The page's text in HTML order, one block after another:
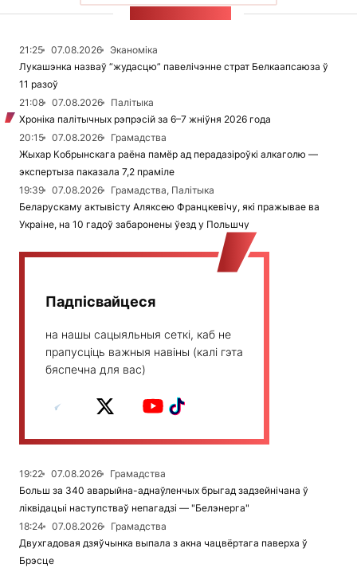
21:25 07.08.2026
Эканоміка
Лукашэнка назваў “жудасцю” павелічэнне страт Белкаапсаюза ў
11 разоў
21:08
07.08.2026
Палітыка
Хроніка палітычных рэпрэсій за 6–7 жніўня 2026 года
20:15
07.08.2026
Грамадства
Жыхар Кобрынскага раёна памёр ад перадазіроўкі алкаголю —
экспертыза паказала 7,2 праміле
19:39
07.08.2026
Грамадства, Палітыка
Беларускаму актывісту Аляксею Францкевічу, які пражывае ва
Украіне, на 10 гадоў забаронены ўезд у Польшчу
Падпісвайцеся
на нашы сацыяльныя сеткі, каб не
прапусціць важныя навіны (калі гэта
бяспечна для вас)
19:22 07.08.2026
Грамадства
Больш за 340 аварыйна-аднаўленчых брыгад задзейнічана ў
ліквідацыі наступстваў непагадзі — "Белэнерга"
18:24
07.08.2026
Грамадства
Двухгадовая дзяўчынка выпала з акна чацвёртага паверха ў
Брэсце